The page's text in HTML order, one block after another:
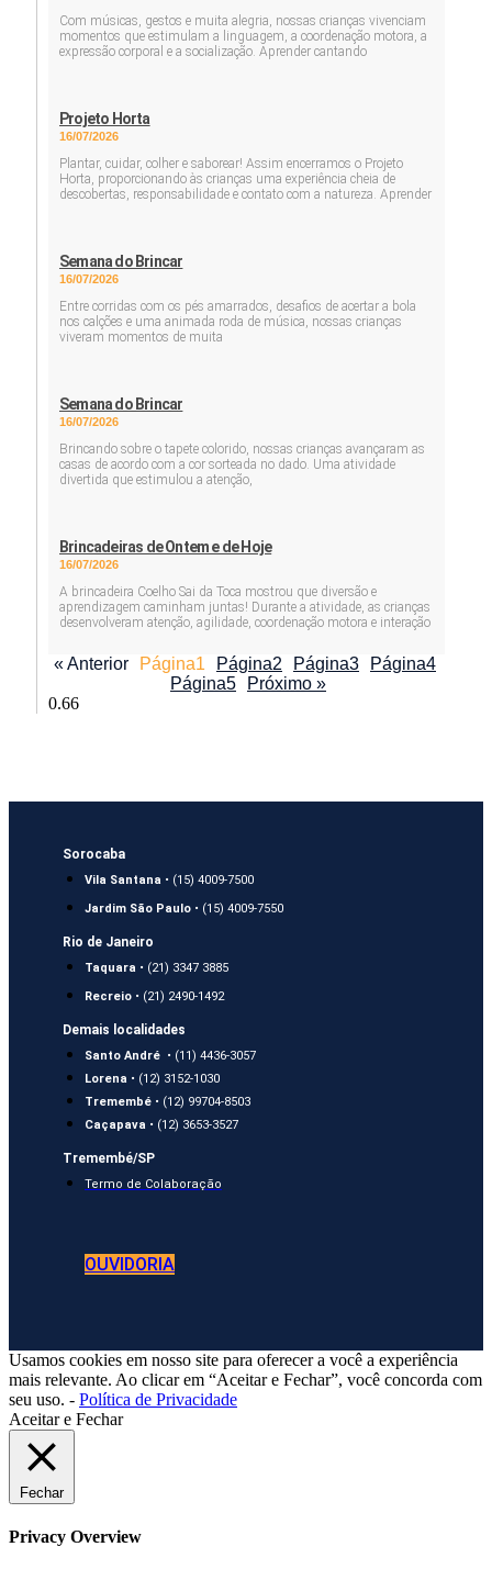
Com músicas, gestos e muita alegria, nossas crianças vivenciam
momentos que estimulam a linguagem, a coordenação motora, a
expressão corporal e a socialização. Aprender cantando
Projeto Horta
16/07/2026
Plantar, cuidar, colher e saborear! Assim encerramos o Projeto
Horta, proporcionando às crianças uma experiência cheia de
descobertas, responsabilidade e contato com a natureza. Aprender
Semana do Brincar
16/07/2026
Entre corridas com os pés amarrados, desafios de acertar a bola
nos calções e uma animada roda de música, nossas crianças
viveram momentos de muita
Semana do Brincar
16/07/2026
Brincando sobre o tapete colorido, nossas crianças avançaram as
casas de acordo com a cor sorteada no dado. Uma atividade
divertida que estimulou a atenção,
Brincadeiras de Ontem e de Hoje
16/07/2026
A brincadeira Coelho Sai da Toca mostrou que diversão e
aprendizagem caminham juntas! Durante a atividade, as crianças
desenvolveram atenção, agilidade, coordenação motora e interação
« Anterior Página1 Página2 Página3 Página4
Página5 Próximo »
Sorocaba
Vila Santana • (15) 4009-7500
Jardim São Paulo • (15) 4009-7550
Rio de Janeiro
Taquara • (21) 3347 3885
Recreio • (21) 2490-1492
Demais localidades
Santo André • (11) 4436-3057
Lorena • (12) 3152-1030
Tremembé • (12) 99704-8503
Caçapava • (12) 3653-3527
Tremembé/SP
Termo de Colaboração
OUVIDORIA
Usamos cookies em nosso site para oferecer a você a experiência
mais relevante. Ao clicar em “Aceitar e Fechar”, você concorda com
seu uso. - Política de Privacidade
Aceitar e Fechar
Fechar
Privacy Overview